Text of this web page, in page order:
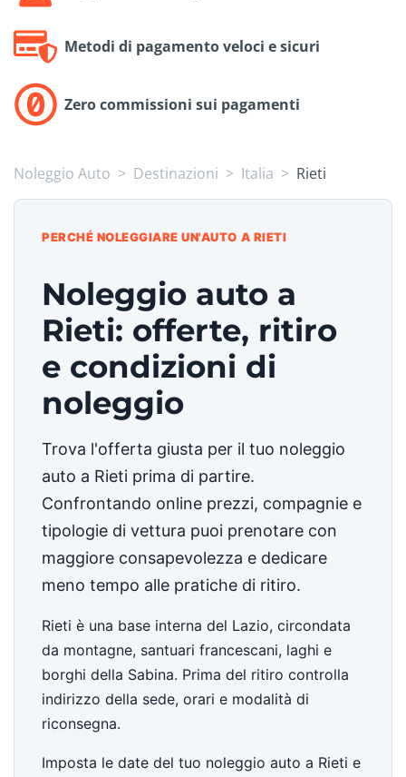
Metodi di pagamento veloci e sicuri
Zero commissioni sui pagamenti
Noleggio Auto Destinazioni Italia Rieti
PERCHÉ NOLEGGIARE UN'AUTO A RIETI
Noleggio auto a
Rieti: offerte, ritiro
e condizioni di
noleggio
Trova l'offerta giusta per il tuo noleggio
auto a Rieti prima di partire.
Confrontando online prezzi, compagnie e
tipologie di vettura puoi prenotare con
maggiore consapevolezza e dedicare
meno tempo alle pratiche di ritiro.
Rieti è una base interna del Lazio, circondata
da montagne, santuari francescani, laghi e
borghi della Sabina. Prima del ritiro controlla
indirizzo della sede, orari e modalità di
riconsegna.
Imposta le date del tuo noleggio auto a Rieti e